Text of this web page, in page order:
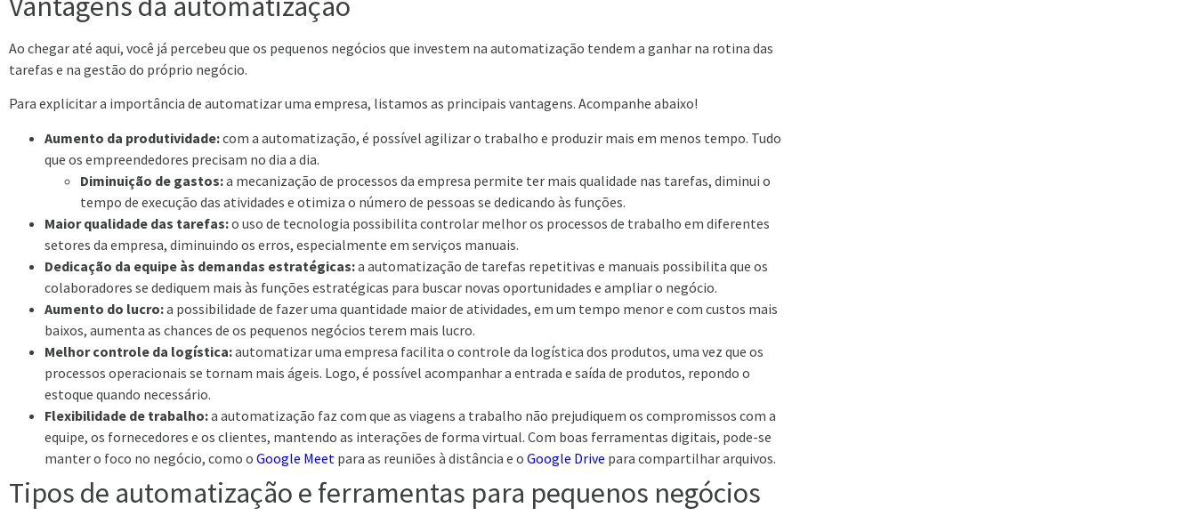
Ao chegar até aqui, você já percebeu que os pequenos negócios que investem na automatização tendem a ganhar na rotina das
tarefas e na gestão do próprio negócio.
Para explicitar a importância de automatizar uma empresa, listamos as principais vantagens. Acompanhe abaixo!
Aumento da produtividade:com a automatização, é possível agilizar o trabalho e produzir mais em menos tempo. Tudo
que os empreendedores precisam no dia a dia.
Diminuição de gastos:a mecanização de processos da empresa permite ter mais qualidade nas tarefas, diminui o
tempo de execução das atividades e otimiza o número de pessoas se dedicando às funções.
Maior qualidade das tarefas:o uso de tecnologia possibilita controlar melhor os processos de trabalho em diferentes
setores da empresa, diminuindo os erros, especialmente em serviços manuais.
Dedicação da equipe às demandas estratégicas:a automatização de tarefas repetitivas e manuais possibilita que os
colaboradores se dediquem mais às funções estratégicas para buscar novas oportunidades e ampliar o negócio.
Aumento do lucro:a possibilidade de fazer uma quantidade maior de atividades, em um tempo menor e com custos mais
baixos, aumenta as chances de os pequenos negócios terem mais lucro.
Melhor controle da logística:automatizar uma empresa facilita o controle da logística dos produtos, uma vez que os
processos operacionais se tornam mais ágeis. Logo, é possível acompanhar a entrada e saída de produtos, repondo o
estoque quando necessário.
Flexibilidade de trabalho:a automatização faz com que as viagens a trabalho não prejudiquem os compromissos com a
equipe, os fornecedores e os clientes, mantendo as interações de forma virtual. Com boas ferramentas digitais, pode-se
manter o foco no negócio, como o Google Meet para as reuniões à distância e o Google Drive para compartilhar arquivos.
Tipos de automatização e ferramentas para pequenos negócios